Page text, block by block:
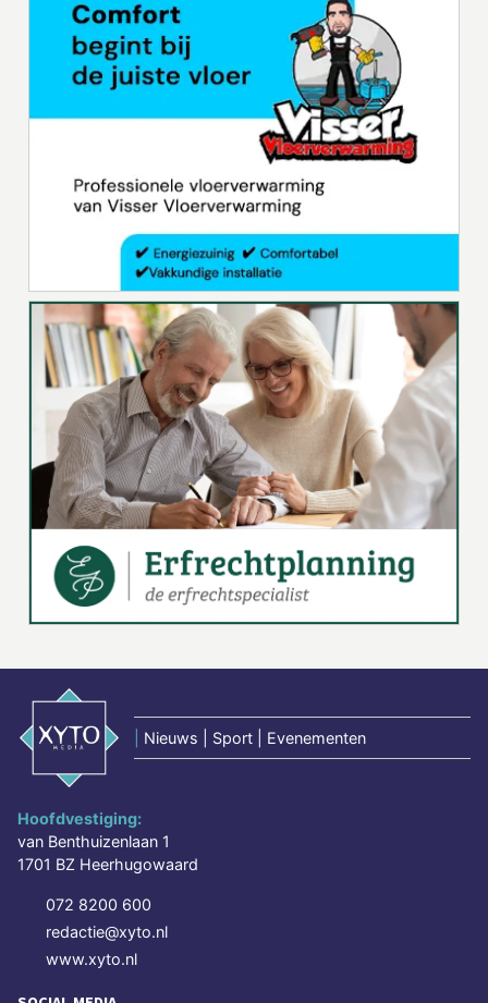
Nieuws | Sport | Evenementen
Hoofdvestiging:
van Benthuizenlaan 1
1701 BZ Heerhugowaard
072 8200 600
redactie@xyto.nl
www.xyto.nl